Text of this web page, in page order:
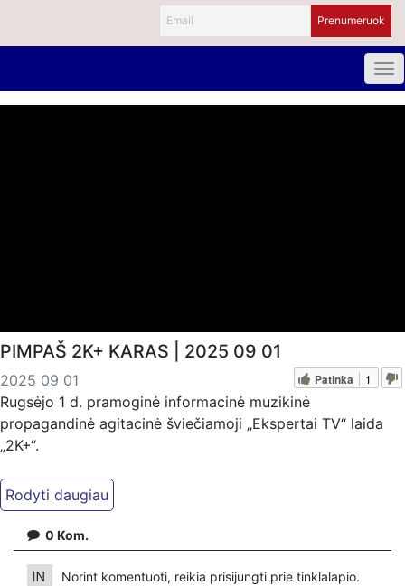
PIMPAŠ 2K+ KARAS | 2025 09 01
2025 09 01 Patinka 1
Rugsėjo 1 d. pramoginė informacinė muzikinė
propagandinė agitacinė šviečiamoji „Ekspertai TV“ laida
„2K+“.
Kiti mūsų kanalai:
Ekspertai.eu Telegram'e – https://t.me/ekspertaiTelegram
https://www.ekspertai.eu
0 Kom.
Norint komentuoti, reikia prisijungti prie tinklalapio.